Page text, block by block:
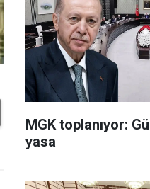
MGK toplanıyor:
yasa